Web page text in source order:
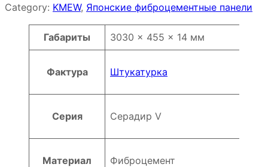
Category: KMEW, Японские фиброцементные панели
Атрибуты Значение
Габариты 3030 × 455 × 14 мм
Фактура Штукатурка
Серия Серадир V
Материал Фиброцемент